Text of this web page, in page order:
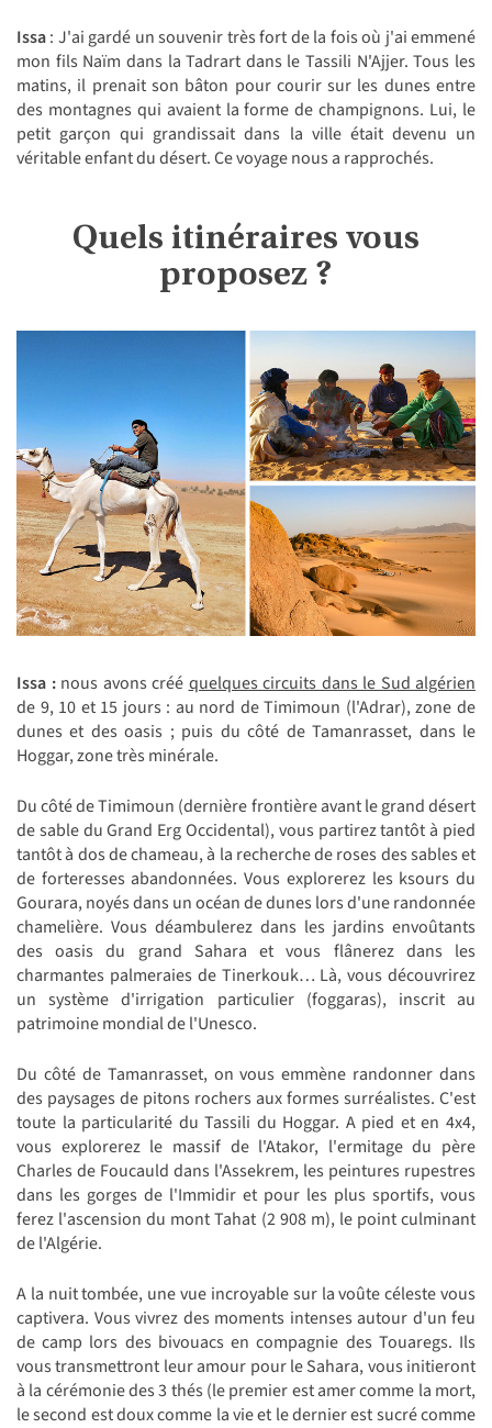
Issa: J'ai gardé un souvenir très fort de la fois où j'ai emmené
mon fils Naïm dans la Tadrart dans le Tassili N'Ajjer. Tous les
matins, il prenait son bâton pour courir sur les dunes entre
des montagnes qui avaient la forme de champignons. Lui, le
petit garçon qui grandissait dans la ville était devenu un
véritable enfant du désert. Ce voyage nous a rapprochés.
Quels itinéraires vous
proposez ?
Issa : nous avons créé quelques circuits dans le Sud algérien
de 9, 10 et 15 jours : au nord de Timimoun (l'Adrar), zone de
dunes et des oasis ; puis du côté de Tamanrasset, dans le
Hoggar, zone très minérale.
Du côté de Timimoun (dernière frontière avant le grand désert
de sable du Grand Erg Occidental), vous partirez tantôt à pied
tantôt à dos de chameau, à la recherche de roses des sables et
de forteresses abandonnées. Vous explorerez les ksours du
Gourara, noyés dans un océan de dunes lors d'une randonnée
chamelière. Vous déambulerez dans les jardins envoûtants
des oasis du grand Sahara et vous flânerez dans les
charmantes palmeraies de Tinerkouk… Là, vous découvrirez
un système d'irrigation particulier (foggaras), inscrit au
patrimoine mondial de l'Unesco.
Du côté de Tamanrasset, on vous emmène randonner dans
des paysages de pitons rochers aux formes surréalistes. C'est
toute la particularité du Tassili du Hoggar. A pied et en 4x4,
vous explorerez le massif de l'Atakor, l'ermitage du père
Charles de Foucauld dans l'Assekrem, les peintures rupestres
dans les gorges de l'Immidir et pour les plus sportifs, vous
ferez l'ascension du mont Tahat (2 908 m), le point culminant
de l'Algérie.
A la nuit tombée, une vue incroyable sur la voûte céleste vous
captivera. Vous vivrez des moments intenses autour d'un feu
de camp lors des bivouacs en compagnie des Touaregs. Ils
vous transmettront leur amour pour le Sahara, vous initieront
à la cérémonie des 3 thés (le premier est amer comme la mort,
le second est doux comme la vie et le dernier est sucré comme